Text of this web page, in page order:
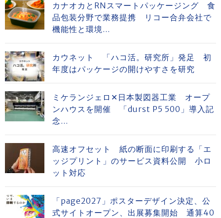
カナオカとRNスマートパッケージング 食
品包装分野で業務提携 リコー合弁会社で
機能性と環境...
カウネット 「ハコ活。研究所」発足 初
年度はパッケージの開けやすさを研究
ミケランジェロ✕日本製図器工業 オープ
ンハウスを開催 「durst P5 500」導入記
念...
高速オフセット 紙の断面に印刷する「エ
ッジプリント」のサービス資料公開 小ロ
ット対応
「page2027」ポスターデザイン決定、公
式サイトオープン、出展募集開始 通算40